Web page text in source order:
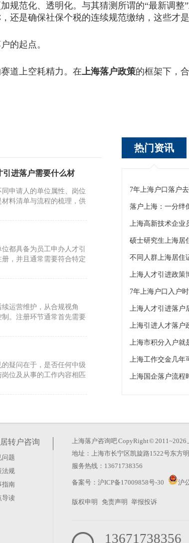
范化、透明化。与其猜测所谓的“最新调整
还是确保社保个税的连续规范缴纳，这些才
的起点。
道上空耗精力。在上海落户政策的框架下，
引进落户需要什么材
申请人的单位属性、岗位
料清单与流程的梳理，供
都具备为员工申办人才引
，并且通常需要符合特定
运营维护，从合规视角
。注册环节通常首先需要
疑问在于，是否任何中级
位及从事的工作内容相匹
要同时满足个人和用人单
名录）
身份类型、单位资质与政
热门资讯
7年上海户口落户
上海高新技术企业
硕士研究生上海居
不同人群上海居住
上海人才引进政策
7年上海户口入户
上海人才引进落户
上海引进人才落户
上海市积分入户就
上海工作交金几年
上海国企落户流程
居转户咨询
问题
法规
指南
导读
上海落户咨询吧CopyRight ©
地址：上海市长宁区凯旋路1522号东方
服务热线：13671738356
备案号： 沪ICP备17009858号-30 沪
版权申明 免责声明 举报投诉
13671738356